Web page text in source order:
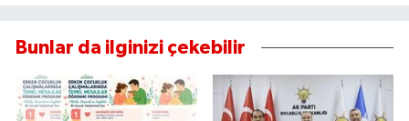
Bunlar da ilginizi çekebilir